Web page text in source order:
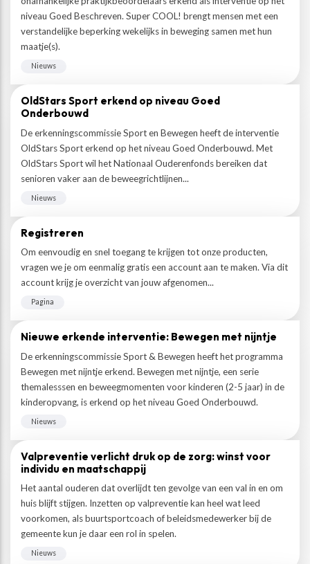
niveau Goed Beschreven. Super COOL! brengt mensen met een
verstandelijke beperking wekelijks in beweging samen met hun
maatje(s).
Nieuws
OldStars Sport erkend op niveau Goed
Onderbouwd
De erkenningscommissie Sport en Bewegen heeft de interventie
OldStars Sport erkend op het niveau Goed Onderbouwd. Met
OldStars Sport wil het Nationaal Ouderenfonds bereiken dat
senioren vaker aan de beweegrichtlijnen...
Nieuws
Registreren
Om eenvoudig en snel toegang te krijgen tot onze producten,
vragen we je om eenmalig gratis een account aan te maken. Via dit
account krijg je overzicht van jouw afgenomen...
Pagina
Nieuwe erkende interventie: Bewegen met nijntje
De erkenningscommissie Sport & Bewegen heeft het programma
Bewegen met nijntje erkend. Bewegen met nijntje, een serie
themalesssen en beweegmomenten voor kinderen (2-5 jaar) in de
kinderopvang, is erkend op het niveau Goed Onderbouwd.
Nieuws
Valpreventie verlicht druk op de zorg: winst voor
individu en maatschappij
Het aantal ouderen dat overlijdt ten gevolge van een val in en om
huis blijft stijgen. Inzetten op valpreventie kan heel wat leed
voorkomen, als buurtsportcoach of beleidsmedewerker bij de
gemeente kun je daar een rol in spelen.
Nieuws